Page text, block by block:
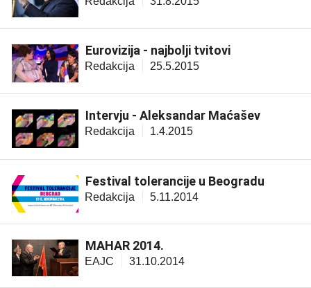
Eurovizija - najbolji tvitovi
Redakcija 25.5.2015
Intervju - Aleksandar Maćašev
Redakcija 1.4.2015
Festival tolerancije u Beogradu
Redakcija 5.11.2014
MAHAR 2014.
EAJC 31.10.2014